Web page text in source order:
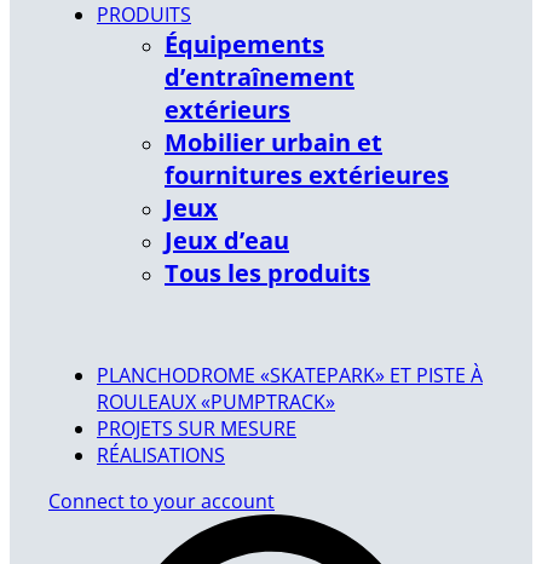
PRODUITS
Équipements
d’entraînement
extérieurs
Mobilier urbain et
fournitures extérieures
Jeux
Jeux d’eau
Tous les produits
PLANCHODROME «SKATEPARK» ET PISTE À
ROULEAUX «PUMPTRACK»
PROJETS SUR MESURE
RÉALISATIONS
Connect to your account